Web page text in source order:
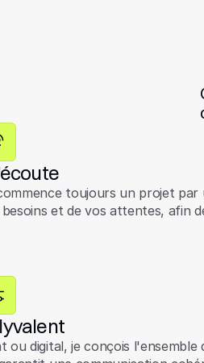
toujours un projet
et de vos attentes, afin
ou digital, je conçois